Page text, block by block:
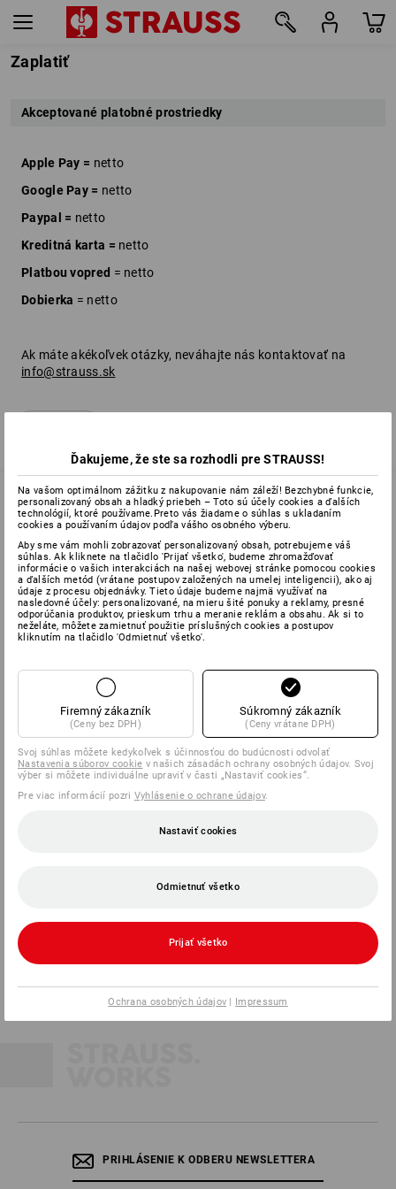
Zaplatiť
Akceptované platobné prostriedky
Apple Pay = netto
Google Pay = netto
Paypal = netto
Kreditná karta = netto
Platbou vopred = netto
Dobierka = netto
Ak máte akékoľvek otázky, neváhajte nás kontaktovať na
info@strauss.sk
0232 441 795
ZÁKAZNÍCKY SERVIS
SPOLOČNOSŤ
SPÔSOBY PLATBY
Mail
info@strauss.sk
PRIHLÁSENIE K ODBERU NEWSLETTERA
Ďakujeme, že ste sa rozhodli pre STRAUSS!
Na vašom optimálnom zážitku z nakupovanie nám záleží! Bezchybné funkcie,
personalizovaný obsah a hladký priebeh – Toto sú účely cookies a ďalších
technológií, ktoré používame.Preto vás žiadame o súhlas s ukladaním
cookies a používaním údajov podľa vášho osobného výberu.
Aby sme vám mohli zobrazovať personalizovaný obsah, potrebujeme váš
súhlas. Ak kliknete na tlačidlo 'Prijať všetko', budeme zhromažďovať
informácie o vašich interakciách na našej webovej stránke pomocou cookies
a ďalších metód (vrátane postupov založených na umelej inteligencii), ako aj
údaje z procesu objednávky. Tieto údaje budeme najmä využívať na
nasledovné účely: personalizované, na mieru šité ponuky a reklamy, presné
odporúčania produktov, prieskum trhu a meranie reklám a obsahu. Ak si to
neželáte, môžete zamietnuť použitie príslušných cookies a postupov
kliknutím na tlačidlo 'Odmietnuť všetko'.
Firemný zákazník
(Ceny bez DPH)
Súkromný zákazník
(Ceny vrátane DPH)
Svoj súhlas môžete kedykoľvek s účinnosťou do budúcnosti odvolať
Nastavenia súborov cookie v našich zásadách ochrany osobných údajov. Svoj
výber si môžete individuálne upraviť v časti „Nastaviť cookies“.
Pre viac informácií pozri Vyhlásenie o ochrane údajov.
Nastaviť cookies
Odmietnuť všetko
Prijať všetko
Ochrana osobných údajov | Impressum